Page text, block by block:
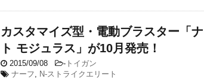
カスタマイズ型・電動ブラスター「
ト モジュラス」が10月発売！
2015/09/08 - トイガン
ナーフ, N-ストライクエリート